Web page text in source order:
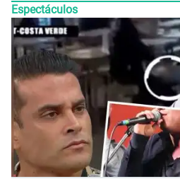
Espectáculos